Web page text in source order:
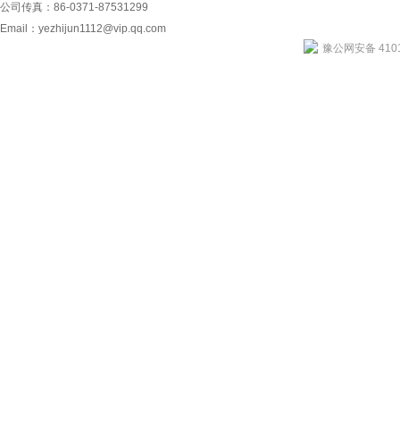
公司传真：86-0371-87531299
Email： yezhijun1112@vip.qq.com
豫公网安备